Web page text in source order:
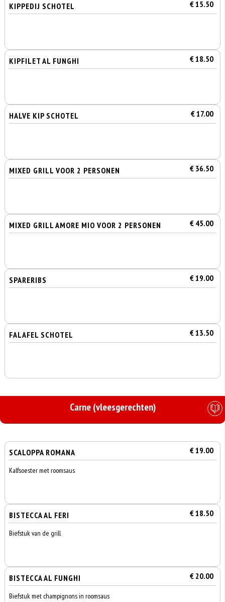
KIPPEDIJ SCHOTEL € 15.50
KIPFILET AL FUNGHI € 18.50
HALVE KIP SCHOTEL € 17.00
MIXED GRILL VOOR 2 PERSONEN € 36.50
MIXED GRILL AMORE MIO VOOR 2 PERSONEN € 45.00
SPARERIBS € 19.00
FALAFEL SCHOTEL € 13.50
Carne (vleesgerechten)
SCALOPPA ROMANA € 19.00
Kalfsoester met roomsaus
BISTECCA AL FERI € 18.50
Biefstuk van de grill
BISTECCA AL FUNGHI € 20.00
Biefstuk met champignons in roomsaus